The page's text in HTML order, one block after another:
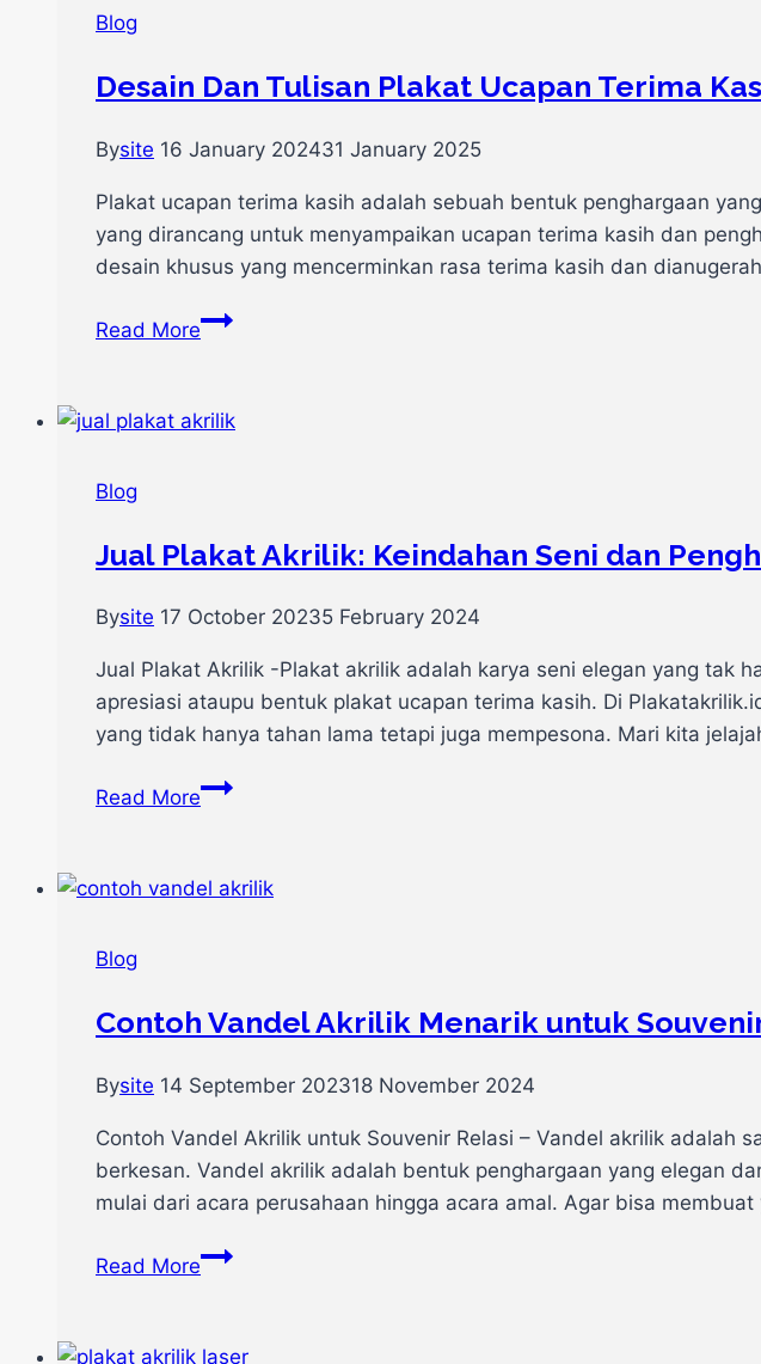
Blog
Desain Dan Tulisan Plakat Ucapan Terima
Bysite 16 January 202431 January 2025
Plakat ucapan terima kasih adalah sebuah bentuk penghargaan
yang dirancang untuk menyampaikan ucapan terima kasih dan
desain khusus yang mencerminkan rasa terima kasih dan
Read MoreDesain
Plakat
Beserta
Contohnya!
Blog
Jual Plakat Akrilik: Keindahan Seni dan
Bysite 17 October 20235 February 2024
Jual Plakat Akrilik -Plakat akrilik adalah karya seni elegan yang tak
apresiasi ataupu bentuk plakat ucapan terima kasih. Di
yang tidak hanya tahan lama tetapi juga mempesona. Mari kita
Read MoreJual
Keindahan
yang
Tahan
Lama
Blog
Contoh Vandel Akrilik Menarik untuk
Bysite 14 September 202318 November 2024
Contoh Vandel Akrilik untuk Souvenir Relasi – Vandel akrilik adalah
berkesan. Vandel akrilik adalah bentuk penghargaan yang elegan
mulai dari acara perusahaan hingga acara amal. Agar bisa
Read MoreContoh
Menarik